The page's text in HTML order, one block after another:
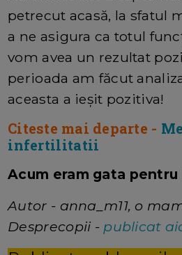
petrecut acasă, la sfatul
a ne asigura ca totul
vom avea un rezultat
perioada am făcut
aceasta a ieșit pozitiva!
Citeste mai departe -
infertilitatii
Acum eram gata pentru
Autor - anna_m11, o
Desprecopii - publicat